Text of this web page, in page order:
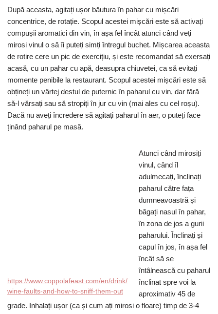
După aceasta, agitați ușor băutura în pahar cu mișcări
concentrice, de rotație. Scopul acestei mișcări este să activați
compușii aromatici din vin, în așa fel încât atunci când veți
mirosi vinul o să îi puteți simți întregul buchet. Mișcarea aceasta
de rotire cere un pic de exercițiu, și este recomandat să exersați
acasă, cu un pahar cu apă, deasupra chiuvetei, ca să evitați
momente penibile la restaurant. Scopul acestei mișcări este să
obțineți un vârtej destul de puternic în paharul cu vin, dar fără
să-l vărsați sau să stropiți în jur cu vin (mai ales cu cel roșu).
Dacă nu aveți încredere să agitați paharul în aer, o puteți face
ținând paharul pe masă.
https://www.coppolafeast.com/en/drink/
wine-faults-and-how-to-sniff-them-out
Atunci când mirosiți
vinul, când îl
adulmecați, înclinați
paharul către fața
dumneavoastră și
băgați nasul în pahar,
în zona de jos a gurii
paharului. Înclinați și
capul în jos, în așa fel
încât să se
întâlnească cu paharul
înclinat spre voi la
aproximativ 45 de
grade. Inhalați ușor (ca și cum ați mirosi o floare) timp de 3-4